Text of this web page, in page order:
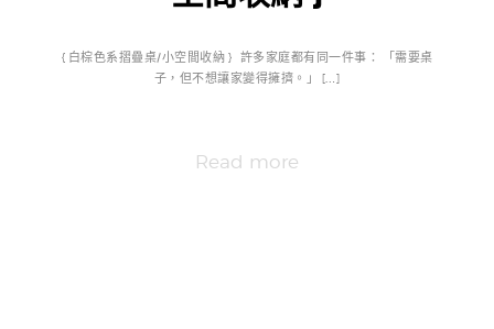
{ 白棕色系摺疊桌/小空間收納 } 許多家庭都有同一件事： 「需要桌
子，但不想讓家變得擁擠。」 […]
Read more